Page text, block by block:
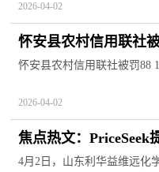
2026-04-02
怀安县农村信用联社
相关规定等
怀安县农村信用联社被罚88
2026-04-02
焦点热文：PriceSeek
4月2日，山东利华益维远化